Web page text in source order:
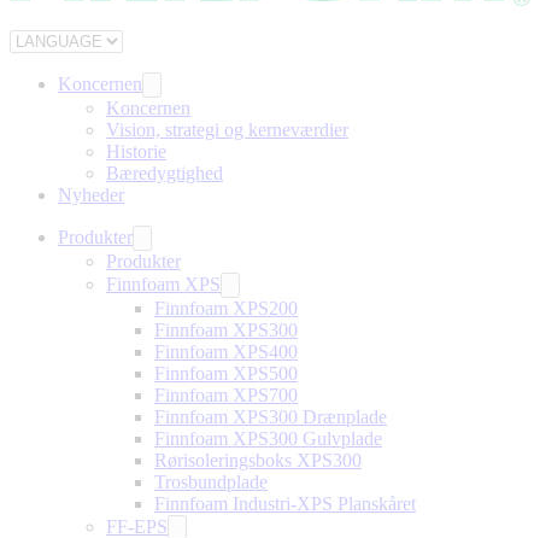
Koncernen
Koncernen
Vision, strategi og kerneværdier
Historie
Bæredygtighed
Nyheder
Produkter
Produkter
Finnfoam XPS
Finnfoam XPS200
Finnfoam XPS300
Finnfoam XPS400
Finnfoam XPS500
Finnfoam XPS700
Finnfoam XPS300 Drænplade
Finnfoam XPS300 Gulvplade
Rørisoleringsboks XPS300
Trosbundplade
Finnfoam Industri-XPS Planskåret
FF-EPS